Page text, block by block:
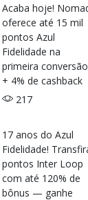
Acaba hoje!
oferece até 15 mil
pontos Azul
Fidelidade na
primeira conversão
+ 4% de cashback
217
17 anos do Azul
Fidelidade!
pontos Inter Loop
com até 120% de
bônus — ganhe